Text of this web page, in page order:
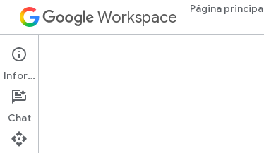
Workspace Página
Add-ons
Descripción general
Información
Chat